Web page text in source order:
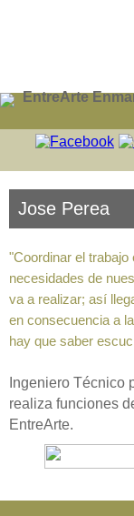
EntreArte
Jose Perea
"Coordinar el
necesidades de
va a realizar; así
en consecuencia a
hay que saber
Ingeniero Técnico
realiza funciones
EntreArte.